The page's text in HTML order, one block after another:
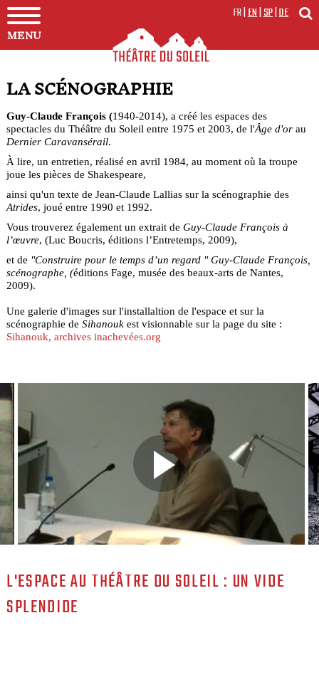
MENU
FR|EN|SP|DE
LA SCÉNOGRAPHIE
Guy-Claude François (1940-2014), a créé les espaces des
spectacles du Théâtre du Soleil entre 1975 et 2003, de l'Âge d'orau
Dernier Caravansérail.
À lire, un entretien, réalisé en avril 1984, au moment où la troupe
joue les pièces de Shakespeare,
ainsi qu'un texte de Jean-Claude Lallias sur la scénographie des
Atrides, joué entre 1990 et 1992.
Vous trouverez également un extrait de Guy-Claude François à
l’œuvre, (Luc Boucris, éditions l’Entretemps, 2009),
et de "Construire pour le temps d’un regard " Guy-Claude François,
scénographe, (éditions Fage, musée des beaux-arts de Nantes,
2009).
Une galerie d'images sur l'installaltion de l'espace et sur la
scénographie de Sihanoukest visionnable sur la page du site :
Sihanouk, archives inachevées.org
L'ESPACE AU THÉÂTRE DU SOLEIL : UN VIDE
SPLENDIDE